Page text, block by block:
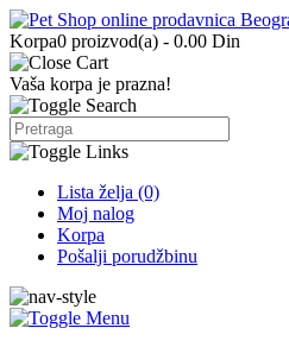
Korpa0 proizvod(a) - 0.00 Din
Vaša korpa je prazna!
Lista želja (0)
Moj nalog
Korpa
Pošalji porudžbinu